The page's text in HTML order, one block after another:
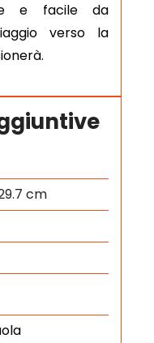
e facile da
verso la
cm